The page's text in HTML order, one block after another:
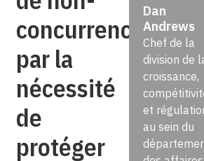
concurrence
par la
nécessité
de
protéger
Dan
Andrews
Chef de la
division de
croissance,
et
au sein du